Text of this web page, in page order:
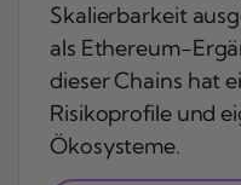
Skalierbarkeit
als Ethereum-
dieser Chains hat
Risikoprofile und
Ökosysteme.